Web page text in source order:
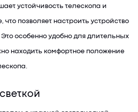
устойчивость телескопа и
что позволяет настроить устройство
особенно удобно для длительных
находить комфортное положение